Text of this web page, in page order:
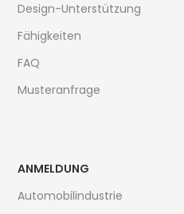
Design-Unterstützung
Fähigkeiten
FAQ
Musteranfrage
ANMELDUNG
Automobilindustrie